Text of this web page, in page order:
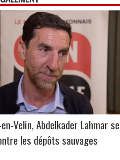
Velin, Abdelkader Lahmar
les dépôts sauvages